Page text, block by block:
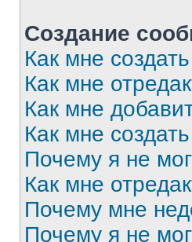
Создание
Как мне
Как мне
Как мне
Как мне
Почему я не
Как мне
Почему мне
Почему я не